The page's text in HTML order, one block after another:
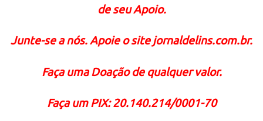
de seu Apoio.
Junte-se a nós. Apoie o site jornaldelins.com.br.
Faça uma Doação de qualquer valor.
Faça um PIX: 20.140.214/0001-70